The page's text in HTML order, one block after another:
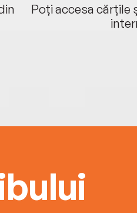
Poți accesa cărțile